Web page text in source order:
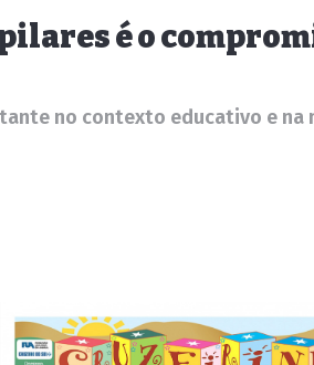
é o
no contexto educativo e